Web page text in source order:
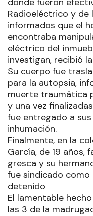
donde fueron
Radioeléctrico y de
informados que el
encontraba
eléctrico del
investigan, recibió
Su cuerpo fue
para la autopsia,
muerte traumática
y una vez
fue entregado a
inhumación.
Finalmente, en la
García, de 19 años,
gresca y su
fue sindicado
detenido
El lamentable
las 3 de la